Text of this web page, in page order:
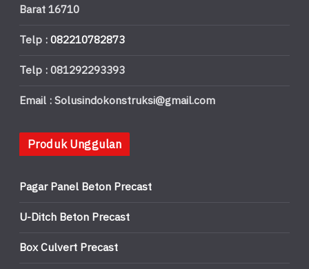
Barat 16710
Telp :082210782873
Telp : 081292293393
Email : Solusindokonstruksi@gmail.com
Produk Unggulan
Pagar Panel Beton Precast
U-Ditch Beton Precast
Box Culvert Precast